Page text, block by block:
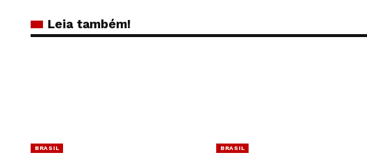
Leia também!
BRASIL BRASIL